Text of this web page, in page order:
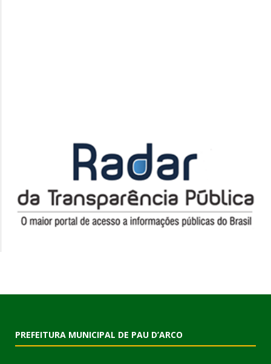
PREFEITURA MUNICIPAL DE PAU D’ARCO